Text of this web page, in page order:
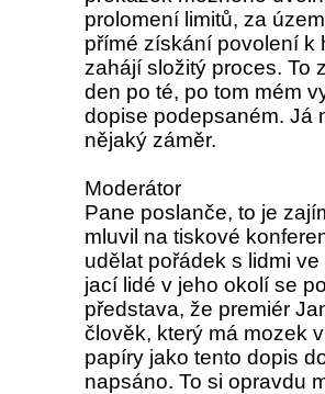
prolomení limitů, za
přímé získání povolení k
zahájí složitý proces. To
den po té, po tom mém
dopise podepsaném. Já
nějaký záměr.
Moderátor
Pane poslanče, to je
mluvil na tiskové
udělat pořádek s lidmi
jací lidé v jeho okolí se
představa, že premiér
člověk, který má mozek
papíry jako tento dopis
napsáno. To si opravdu